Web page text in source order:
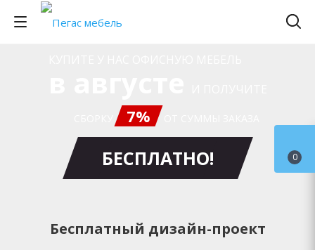
СБОРКУ 7%
БЕСПЛАТНО!
Бесплатный дизайн-проект
0